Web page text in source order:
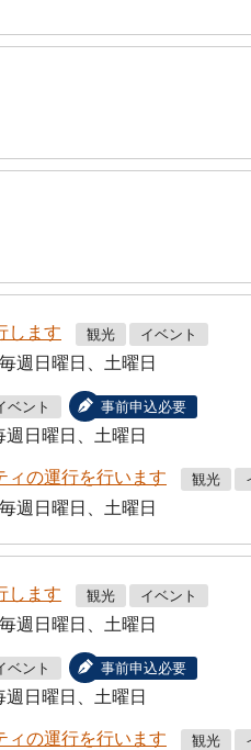
します 観光 イベント
週日曜日、土曜日
ベント 事前申込必要
日曜日、土曜日
運行を行います 観光
週日曜日、土曜日
します 観光 イベント
週日曜日、土曜日
ベント 事前申込必要
日曜日、土曜日
運行を行います 観光